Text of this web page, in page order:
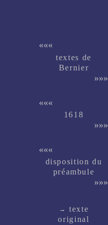
«««
textes de
Ber­nier
»»»
«««
1618
»»»
«««
dispo­si­tion du
pré­am­bule
»»»
→ texte
ori­ginal